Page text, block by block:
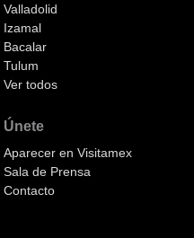
Valladolid
Izamal
Bacalar
Tulum
Ver todos
Únete
Aparecer en Visitamex
Sala de Prensa
Contacto